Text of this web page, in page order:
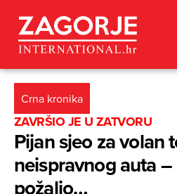
Crna kronika
ZAVRŠIO JE U ZATVORU
Pijan sjeo za volan
neispravnog auta
požalio…